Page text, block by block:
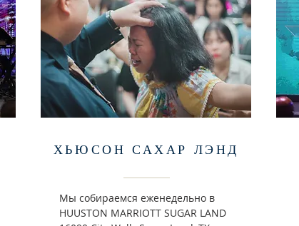
ХЬЮСОН САХАР ЛЭНД
Мы собираемся еженедельно в
HUUSTON MARRIOTT SUGAR LAND